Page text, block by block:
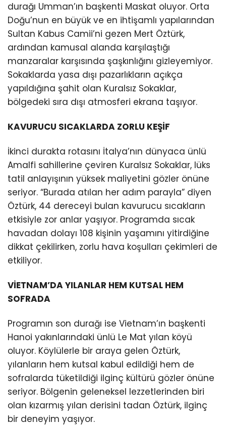
durağı Umman’ın başkenti Maskat oluyor. Orta
Doğu’nun en büyük ve en ihtişamlı yapılarından
Sultan Kabus Camii’ni gezen Mert Öztürk,
ardından kamusal alanda karşılaştığı
manzaralar karşısında şaşkınlığını gizleyemiyor.
Sokaklarda yasa dışı pazarlıkların açıkça
yapıldığına şahit olan Kuralsız Sokaklar,
bölgedeki sıra dışı atmosferi ekrana taşıyor.
KAVURUCU SICAKLARDA ZORLU KEŞİF
İkinci durakta rotasını İtalya’nın dünyaca ünlü
Amalfi sahillerine çeviren Kuralsız Sokaklar, lüks
tatil anlayışının yüksek maliyetini gözler önüne
seriyor. “Burada atılan her adım parayla” diyen
Öztürk, 44 dereceyi bulan kavurucu sıcakların
etkisiyle zor anlar yaşıyor. Programda sıcak
havadan dolayı 108 kişinin yaşamını yitirdiğine
dikkat çekilirken, zorlu hava koşulları çekimleri de
etkiliyor.
VİETNAM’DA YILANLAR HEM KUTSAL HEM
SOFRADA
Programın son durağı ise Vietnam’ın başkenti
Hanoi yakınlarındaki ünlü Le Mat yılan köyü
oluyor. Köylülerle bir araya gelen Öztürk,
yılanların hem kutsal kabul edildiği hem de
sofralarda tüketildiği ilginç kültürü gözler önüne
seriyor. Bölgenin geleneksel lezzetlerinden biri
olan kızarmış yılan derisini tadan Öztürk, ilginç
bir deneyim yaşıyor.